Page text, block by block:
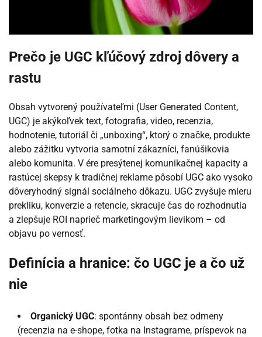
Prečo je UGC kľúčový zdroj dôvery a
rastu
Obsah vytvorený používateľmi (User Generated Content,
UGC) je akýkoľvek text, fotografia, video, recenzia,
hodnotenie, tutoriál či „unboxing“, ktorý o značke, produkte
alebo zážitku vytvoria samotní zákazníci, fanúšikovia
alebo komunita. V ére presýtenej komunikačnej kapacity a
rastúcej skepsy k tradičnej reklame pôsobí UGC ako vysoko
dôveryhodný signál sociálneho dôkazu. UGC zvyšuje mieru
prekliku, konverzie a retencie, skracuje čas do rozhodnutia
a zlepšuje ROI naprieč marketingovým lievikom – od
objavu po vernosť.
Definícia a hranice: čo UGC je a čo už
nie
Organický UGC: spontánny obsah bez odmeny
(recenzia na e-shope, fotka na Instagrame, príspevok na